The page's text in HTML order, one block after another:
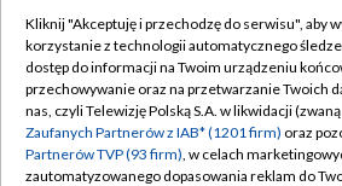
TVP
Abonament TVP
Emisja w TVP
Centrum informacji TVP
Regulamin TVP
Polityka
Moje zgody
Kliknij "Akceptuję i przechodzę do serwisu", aby
korzystanie z technologii automatycznego
dostęp do informacji na Twoim urządzeniu
przechowywanie oraz na przetwarzanie Twoich
nas, czyli Telewizję Polską S.A. w likwidacji
Zaufanych Partnerów z IAB* (1201 firm) oraz
Partnerów TVP (93 firm), w celach
zautomatyzowanego dopasowania reklam do